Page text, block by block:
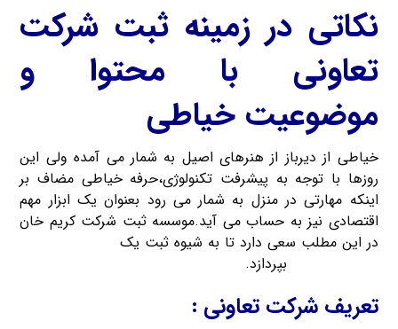
نکاتی در زمینه ثبت شرکت
تعاونی با محتوا و
موضوعیت خیاطی
خیاطی از دیرباز از هنرهای اصیل به شمار می آمده ولی این
روزها با توجه به پیشرفت تکنولوژی،حرفه خیاطی مضاف بر
اینکه مهارتی در منزل به شمار می رود بعنوان یک ابزار مهم
اقتصادی نیز به حساب می آید.موسسه ثبت شرکت کریم خان
در این مطلب سعی دارد تا به شیوه ثبت یک
بپردازد.
تعریف شرکت تعاونی :